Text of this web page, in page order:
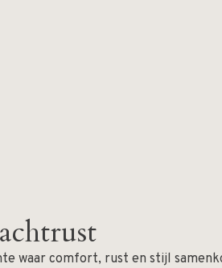
waar comfort, rust en stijl